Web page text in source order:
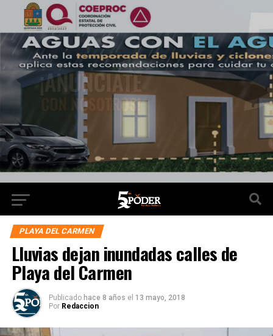
PLAYA DEL CARMEN
Lluvias dejan inundadas calles de
Playa del Carmen
Publicado hace 8 años el 13 mayo, 2018
Por Redaccion